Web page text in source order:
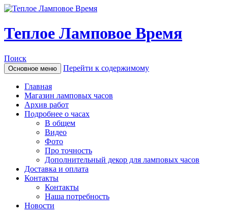
Теплое Ламповое Время
Поиск
Основное меню Перейти к содержимому
Главная
Магазин ламповых часов
Архив работ
Подробнее о часах
В общем
Видео
Фото
Про точность
Дополнительный декор для ламповых часов
Доставка и оплата
Контакты
Контакты
Наша потребность
Новости